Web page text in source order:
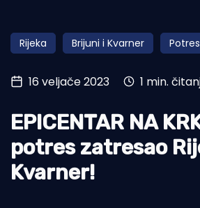
Obala
Otoci
Turizam i nautika
Pomorstvo
Ribolov
Ekologija
Rijeka Brijuni i Kvarner Potres
16 veljače 2023 1 min.
EPICENTAR NA
potres zatresao
Kvarner!